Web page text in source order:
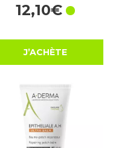
12,10€
J’ACHÈTE